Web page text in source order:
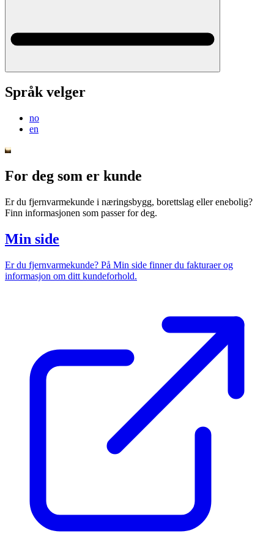
Språk velger
no
en
For deg som er kunde
Er du fjernvarmekunde i næringsbygg, borettslag eller enebolig?
Finn informasjonen som passer for deg.
Min side
Er du fjernvarmekunde? På Min side finner du fakturaer og
informasjon om ditt kundeforhold.